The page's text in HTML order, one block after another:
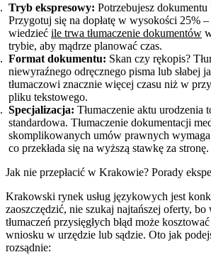
Tryb ekspresowy: Potrzebujesz
Przygotuj się na dopłatę w wysokości 25%
wiedzieć ile trwa tłumaczenie dokumentów
trybie, aby mądrze planować czas.
Format dokumentu: Skan czy rękopis?
niewyraźnego odręcznego pisma lub słabej
tłumaczowi znacznie więcej czasu niż w
pliku tekstowego.
Specjalizacja: Tłumaczenie aktu urodzenia
standardowa. Tłumaczenie dokumentacji
skomplikowanych umów prawnych
co przekłada się na wyższą stawkę za stronę.
Jak nie przepłacić w Krakowie? Porady
Krakowski rynek usług językowych jest
zaoszczędzić, nie szukaj najtańszej oferty,
tłumaczeń przysięgłych błąd może
wniosku w urzędzie lub sądzie. Oto jak
rozsądnie: